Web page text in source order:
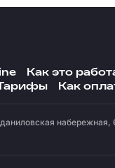
Как это
Как